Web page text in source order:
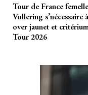
Tour de France
Vollering s’nécessaire
over jaunet et
Tour 2026